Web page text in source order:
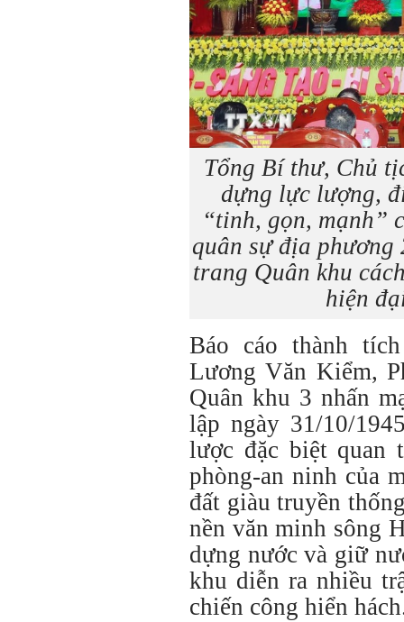
Tổng Bí thư, Chủ
dựng lực lượng,
“tinh, gọn, mạnh”
quân sự địa
trang Quân khu
hiện
Báo cáo thành
Lương Văn Kiểm,
Quân khu 3 nhấn
lập ngày 31/10/
lược đặc biệt quan
phòng-an ninh của
đất giàu truyền
nền văn minh sông
dựng nước và giữ
khu diễn ra nhiều
chiến công hiển